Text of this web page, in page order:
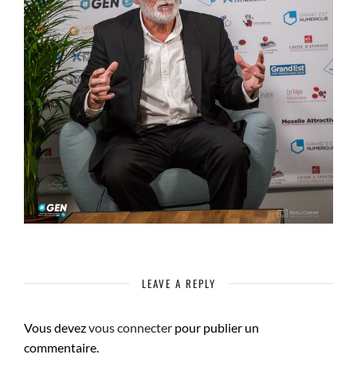
LEAVE A REPLY
Vous devezvous connecter pour publier un
commentaire.